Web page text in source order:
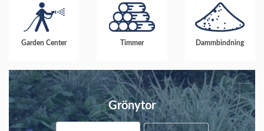
Garden Center Timmer Dammbindning
Grönytor